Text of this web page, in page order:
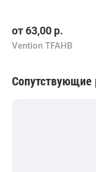
от63,00 р.
Vention TFAHB
Сопутствующие